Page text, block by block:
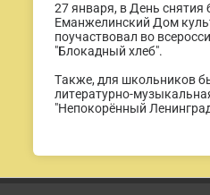
27 января, в День
Еманжелинский Дом
поучаствовал во
"Блокадный хлеб".
Также, для школьников
литературно-
"Непокорённый